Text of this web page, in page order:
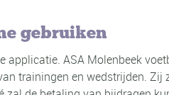
gebruiken
applicatie. ASA Molenbeek
trainingen en wedstrijden. Zij